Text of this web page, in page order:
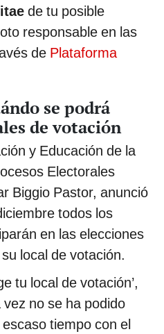
de tu posible
responsable en las
de Plataforma
se podrá
de votación
y Educación de la
Electorales
Biggio Pastor, anunció
todos los
en las elecciones
local de votación.
tu local de votación’,
no se ha podido
tiempo con el